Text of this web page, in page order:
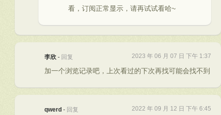
看，订阅正常显示，请再试试看哈~
李欣 - 回复 2023 年 06 月 07 日 下午 1:37
加一个浏览记录吧，上次看过的下次再找可能会找不到
qwerd - 回复 2022 年 09 月 12 日 下午 6:45